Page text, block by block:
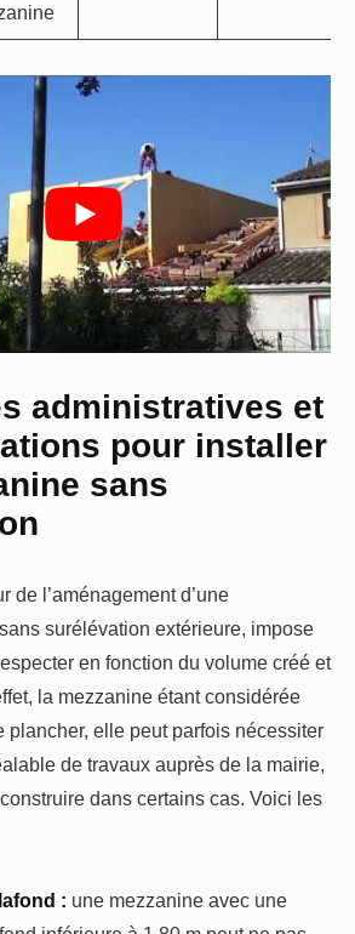
administratives et
pour installer
sans
de l’aménagement d’une
surélévation extérieure, impose
en fonction du volume créé et
la mezzanine étant considérée
plancher, elle peut parfois nécessiter
de travaux auprès de la mairie,
dans certains cas. Voici les
: une mezzanine avec une